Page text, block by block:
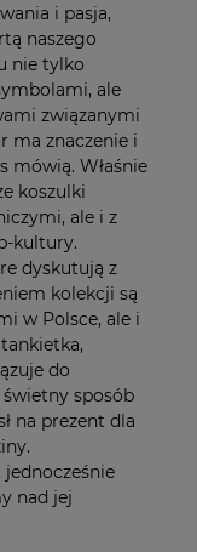
i pasja,
naszego
nie tylko
ale
związanymi
ma znaczenie i
mówią. Właśnie
koszulki
ale i z
kultury.
dyskutują z
kolekcji są
w Polsce, ale i
do
sposób
na prezent dla
jednocześnie
nad jej